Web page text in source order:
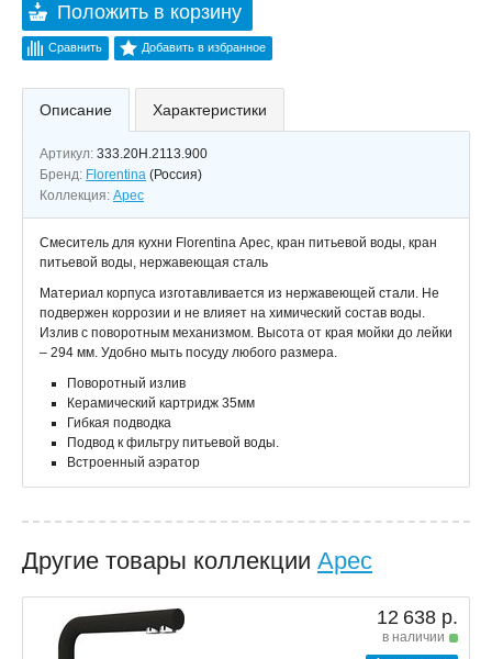
Положить в корзину
Сравнить Добавить в избранное
Описание Характеристики
Артикул: 333.20H.2113.900
Бренд: Florentina (Россия)
Коллекция: Арес
Смеситель для кухни Florentina Арес, кран питьевой воды, кран
питьевой воды, нержавеющая сталь
Материал корпуса изготавливается из нержавеющей стали. Не
подвержен коррозии и не влияет на химический состав воды.
Излив с поворотным механизмом. Высота от края мойки до лейки
– 294 мм. Удобно мыть посуду любого размера.
Поворотный излив
Керамический картридж 35мм
Гибкая подводка
Подвод к фильтру питьевой воды.
Встроенный аэратор
Другие товары коллекции Арес
12 638 р.
в наличии